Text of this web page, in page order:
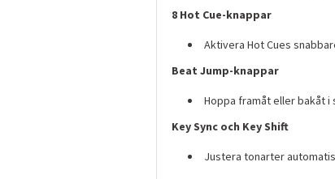
8 Hot Cue-knappar
Aktivera Hot Cues
Beat Jump-knappar
Hoppa framåt eller bakåt
Key Sync och Key Shift
Justera tonarter